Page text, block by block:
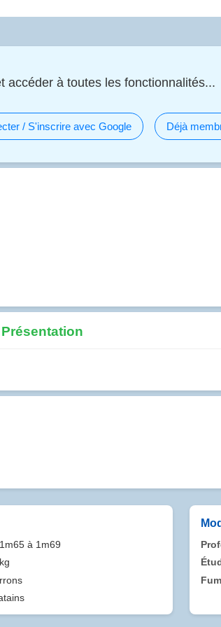
accéder à toutes les fonctionnalités...
/ S'inscrire avec Google Déjà
Présentation
à 1m69